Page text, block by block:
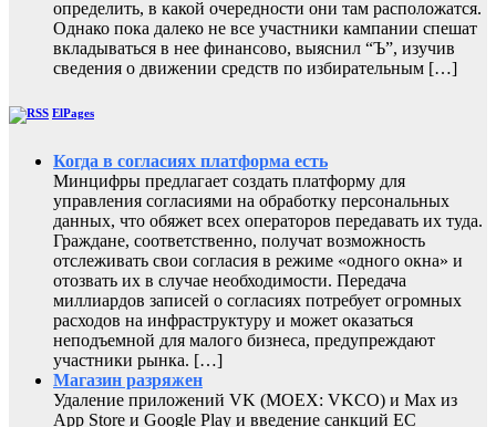
определить, в какой очередности они там расположатся.
Однако пока далеко не все участники кампании спешат
вкладываться в нее финансово, выяснил “Ъ”, изучив
сведения о движении средств по избирательным […]
ElPages
Когда в согласиях платформа есть
Минцифры предлагает создать платформу для
управления согласиями на обработку персональных
данных, что обяжет всех операторов передавать их туда.
Граждане, соответственно, получат возможность
отслеживать свои согласия в режиме «одного окна» и
отозвать их в случае необходимости. Передача
миллиардов записей о согласиях потребует огромных
расходов на инфраструктуру и может оказаться
неподъемной для малого бизнеса, предупреждают
участники рынка. […]
Магазин разряжен
Удаление приложений VK (MOEX: VKCO) и Max из
App Store и Google Play и введение санкций ЕС